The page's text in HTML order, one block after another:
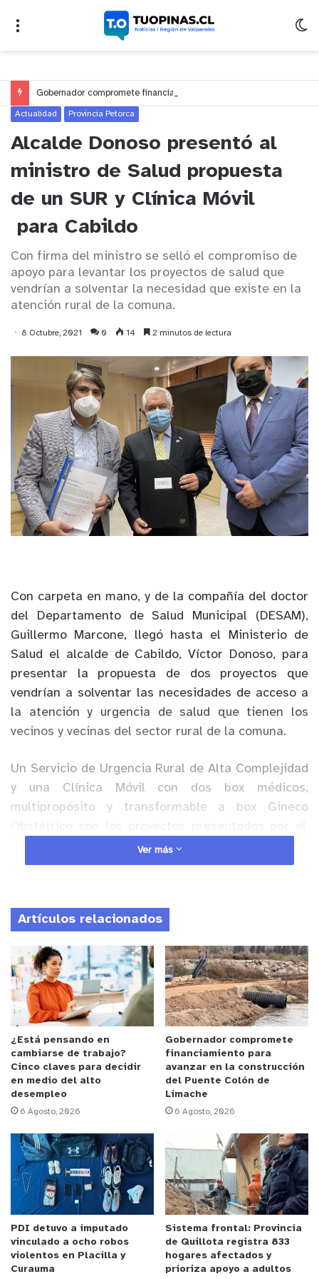
Actualidad Provincia Petorca
Alcalde Donoso presentó al
ministro de Salud propuesta
de un SUR y Clínica Móvil
para Cabildo
Con firma del ministro se selló el compromiso de
apoyo para levantar los proyectos de salud que
vendrían a solventar la necesidad que existe en la
atención rural de la comuna.
8 Octubre, 2021 0 14 2 minutos de lectura
Con carpeta en mano, y de la compañía del doctor
del Departamento de Salud Municipal (DESAM),
Guillermo Marcone, llegó hasta el Ministerio de
Salud el alcalde de Cabildo, Víctor Donoso, para
presentar la propuesta de dos proyectos que
vendrían a solventar las necesidades de acceso a
la atención y urgencia desalud que tienen los
vecinos y vecinas del sector rural de la comuna.
Un Servicio de Urgencia Rural de Alta Complejidad
y una Clínica Móvil con dos box médicos,
multipropósito y transformable a box Gineco
alcalde en una carpeta que contenía los
antecedentes y la solicitud formal, la cual fue
que acogió con el Municipio de Cabildo.
Anuncio Patrocinado
“Hemos recibido al alcalde de Cabildo con muchas
ideas, con mucha iniciativa, -quiero destacar eso- y
espero que podamos seguir trabajando en
conjunto, cuenten con nuestro apoyo, y yo les he
pedido también a ellos que preparen, o que me
presenten, elementos por escrito. Me han
entregado una carpeta que vamos a estudiar para
buscar una solución
sobre todo,a esta Clínica
Móvil que sería lo primero en lo que podríamos
avanzar”, señaló la máxima autoridad de Salud.
Actualmente ,Cabildo cuenta con cuatro postas
rurales que cubren 20 localidades de la comuna,
situación muy compleja que ha significado
problemas en el acceso y atención de salud, sobre
todo, de vecinos y vecinas de sectores más
Ver más
Artículos relacionados
¿Está pensando en
cambiarse de trabajo?
Cinco claves para decidir
en medio del alto
desempleo
6 Agosto, 2026
Gobernador compromete
financiamiento para
avanzar en la construcción
del Puente Colón de
Limache
6 Agosto, 2026
PDI detuvo a imputado
vinculado a ocho robos
violentos en Placilla y
Curauma
Sistema frontal: Provincia
de Quillota registra 833
hogares afectados y
prioriza apoyo a adultos